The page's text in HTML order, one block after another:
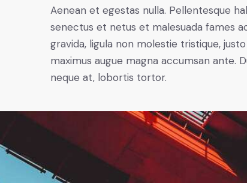
Aenean et egestas nulla. Pellentesque
senectus et netus et malesuada fames
gravida, ligula non molestie tristique,
maximus augue magna accumsan ante.
neque at, lobortis tortor.